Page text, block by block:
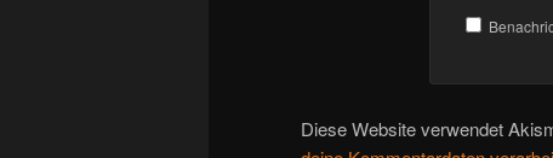
Diese Website verwendet